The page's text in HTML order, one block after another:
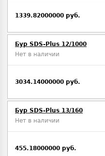
1339.82000000 руб.
Бур SDS-Plus 12/1000
Нет в наличии
3034.14000000 руб.
Бур SDS-Plus 13/160
Нет в наличии
455.18000000 руб.